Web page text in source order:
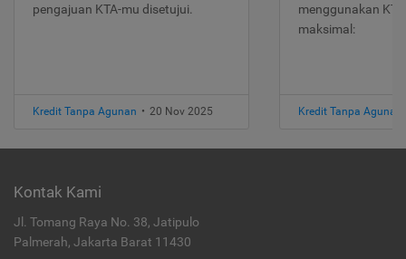
pengajuan KTA-mu disetujui.
Kredit Tanpa Agunan • 20 Nov 2025
menggunakan
maksimal:
Kredit Tanpa Agunan
Kontak Kami
Jl. Tomang Raya No. 38, Jatipulo
Palmerah, Jakarta Barat 11430